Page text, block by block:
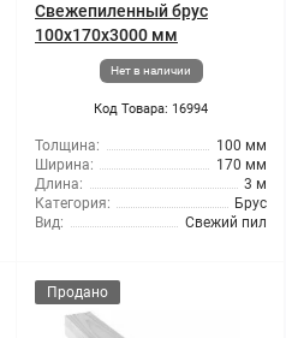
Свежепиленный брус
100x170x3000 мм
Нет в наличии
Код Товара: 16994
Толщина:
100 мм
Ширина:
170 мм
Длина:
3 м
Категория:
Брус
Вид:
Свежий пил
Продано